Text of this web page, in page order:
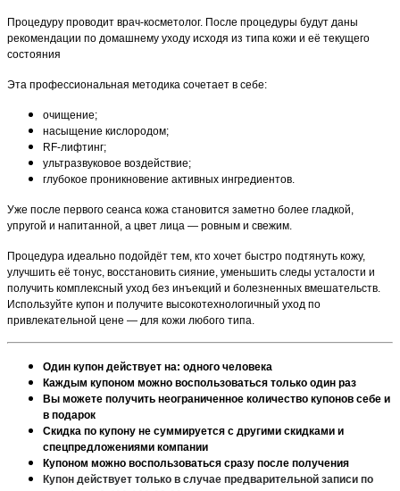
Процедуру проводит врач-косметолог. После процедуры будут даны
рекомендации по домашнему уходу исходя из типа кожи и её текущего
состояния
Эта профессиональная методика сочетает в себе:
очищение;
насыщение кислородом;
RF-лифтинг;
ультразвуковое воздействие;
глубокое проникновение активных ингредиентов.
Уже после первого сеанса кожа становится заметно более гладкой,
упругой и напитанной, а цвет лица — ровным и свежим.
Процедура идеально подойдёт тем, кто хочет быстро подтянуть кожу,
улучшить её тонус, восстановить сияние, уменьшить следы усталости и
получить комплексный уход без инъекций и болезненных вмешательств.
Используйте купон и получите высокотехнологичный уход по
привлекательной цене — для кожи любого типа.
Один купон действует на: одного человека
Каждым купоном можно воспользоваться только один раз
Вы можете получить неограниченное количество купонов себе и
в подарок
Скидка по купону не суммируется с другими скидками и
спецпредложениями компании
Купоном можно воспользоваться сразу после получения
Купон действует только в случае предварительной записи по